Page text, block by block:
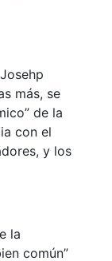
más, se
de la
con el
y los
la
común”